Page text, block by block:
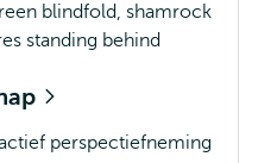
perspectiefneming